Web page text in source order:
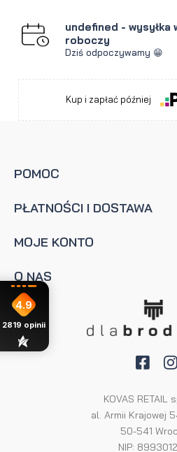
undefined - wysyłka
roboczy
Dziś odpoczywamy 😁
Kup i zapłać później
POMOC
PŁATNOŚCI I DOSTAWA
MOJE KONTO
O NAS
KOVAS RETAIL
al. Armii Krajowej
50-541
NIP:
4.9
2819 opinii